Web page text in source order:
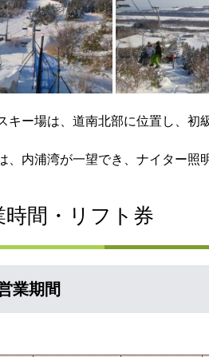
キー場は、道南北部に位置し、
、内浦湾が一望でき、ナイター照
時間・リフト券
業期間